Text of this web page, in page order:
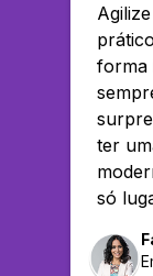
forma
ter
só